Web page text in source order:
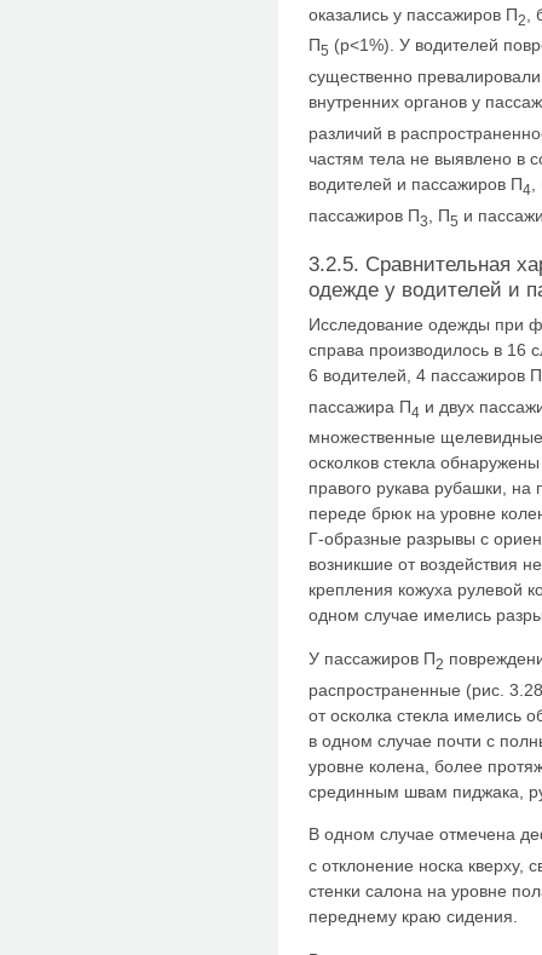
оказались у пассажиров П2
П5 (p<1%). У водителей
существенно
внутренних органов у
различий в
частям тела не выявлено в
водителей и пассажиров П4
пассажиров П3 , П5 и
3.2.5. Сравнительная
одежде у водителей и
Исследование одежды при
справа производилось в 16
6 водителей, 4 пассажиров П
пассажира П4 и двух
множественные
осколков стекла
правого рукава рубашки,
переде брюк на уровне
Г-образные разрывы с
возникшие от воздействия
крепления кожуха рулевой
одном случае имелись
У пассажиров П2
распространенные (рис.
от осколка стекла имелись
в одном случае почти с
уровне колена, более
срединным швам пиджака,
В одном случае отмечена
с отклонение носка кверху,
стенки салона на уровне
переднему краю сидения.